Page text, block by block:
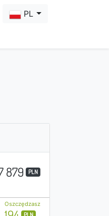
PL
879 PLN
Oszczędzasz